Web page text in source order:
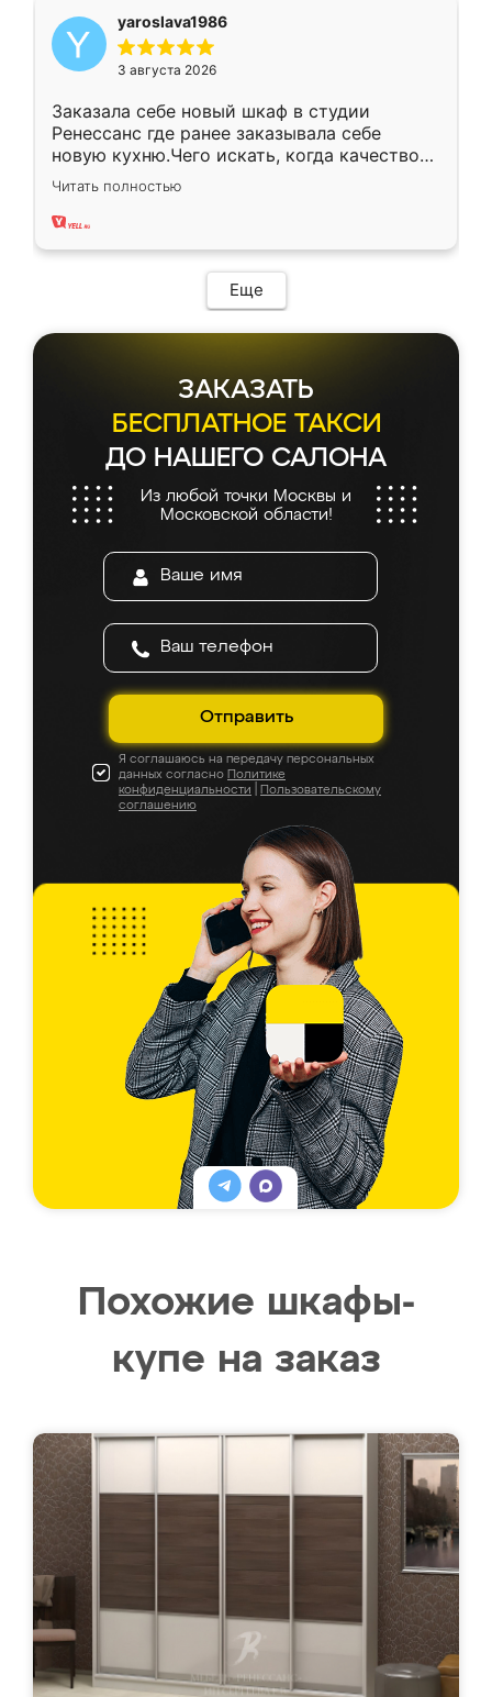
yaroslava1986
3 августа 2026
Заказала себе новый шкаф в студии
Ренессанс где ранее заказывала себе
новую кухню.Чего искать, когда качеством
вполне довольна. Служит кухня уже почти
два года, нареканий нет.
Читать полностью
Еще
ЗАКАЗАТЬ
БЕСПЛАТНОЕ ТАКСИ
ДО НАШЕГО САЛОНА
Из любой точки Москвы и
Московской области!
Отправить
Я соглашаюсь на передачу персональных
данных согласно Политике
конфиденциальности
Пользовательскому
соглашению
Похожие шкафы-
купе на заказ